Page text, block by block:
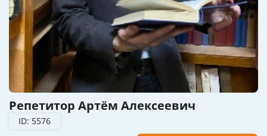
Репетитор Артём Алексеевич
ID: 5576